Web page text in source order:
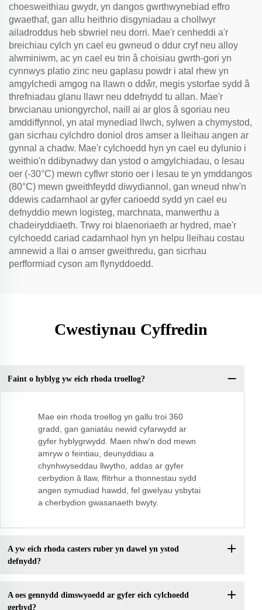
choesweithiau gwydr, yn dangos gwrthwynebiad effro
gwaethaf, gan allu heithrio disgyniadau a chollwyr
ailadroddus heb sbwriel neu dorri. Mae'r cenheddi a'r
breichiau cylch yn cael eu gwneud o ddur cryf neu alloy
alwminiwm, ac yn cael eu trin â choisiau gwrth-gori yn
cynnwys platio zinc neu gaplasu powdr i atal rhew yn
amgylchedi amgog na llawn o ddŵr, megis ystorfae sydd â
threfniadau glanu llawr neu ddefnydd tu allan. Mae'r
brwcianau uniongyrchol, naill ai ar glos â sgoriau neu
amddiffynnol, yn atal mynediad llwch, sylwen a chymystod,
gan sicrhau cylchdro doniol dros amser a lleihau angen ar
gynnal a chadw. Mae'r cylchoedd hyn yn cael eu dylunio i
weithio'n ddibynadwy dan ystod o amgylchiadau, o lesau
oer (-30°C) mewn cyflwr storio oer i lesau te yn ymddangos
(80°C) mewn gweithfeydd diwydiannol, gan wneud nhw'n
ddewis cadarnhaol ar gyfer carioedd sydd yn cael eu
defnyddio mewn logisteg, marchnata, manwerthu a
chadeiryddiaeth. Trwy roi blaenoriaeth ar hydred, mae'r
cylchoedd cariad cadarnhaol hyn yn helpu lleihau costau
amnewid a llai o amser gweithredu, gan sicrhau
perfformiad cyson am flynyddoedd.
Cwestiynau Cyffredin
Faint o hyblyg yw eich rhoda troellog?
Mae ein rhoda troellog yn gallu troi 360
gradd, gan ganiatáu newid cyfarwydd ar
gyfer hyblygrwydd. Maen nhw'n dod mewn
amryw o feintiau, deunyddiau a
chynhwyseddau llwytho, addas ar gyfer
cerbydion â llaw, ffitrhur a thonnestau sydd
angen symudiad hawdd, fel gwelyau ysbytai
a cherbydion gwasanaeth bwyty.
A yw eich rhoda casters ruber yn dawel yn ystod
defnydd?
A oes gennydd dimswyoedd ar gyfer eich cylchoedd
gerbyd?